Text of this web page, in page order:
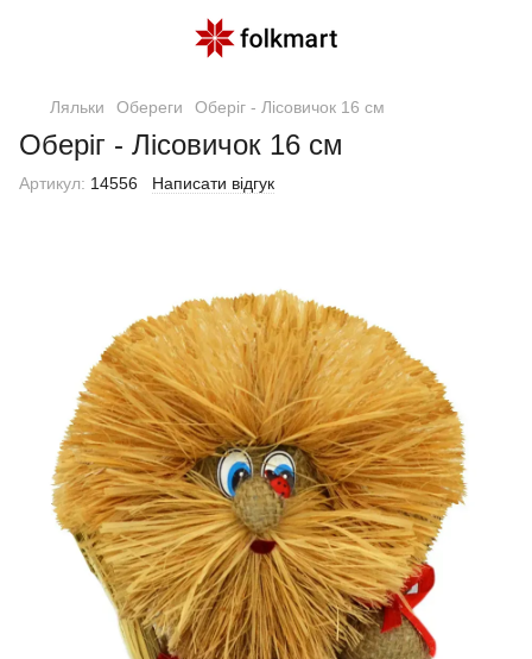
Ляльки Обереги Оберіг - Лісовичок 16 см
Оберіг - Лісовичок 16 см
Артикул: 14556 Написати відгук